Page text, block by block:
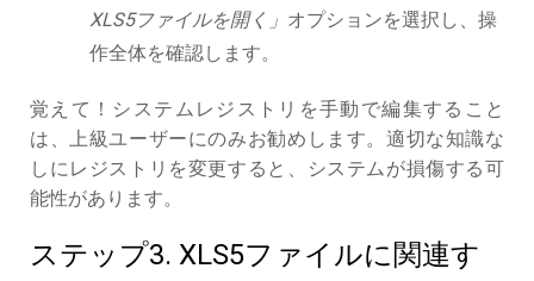
XLS5ファイルを開く」 オプションを選択し、操
作全体を確認します。
覚えて！システムレジストリを手動で編集すること
は、上級ユーザーにのみお勧めします。適切な知識な
しにレジストリを変更すると、システムが損傷する可
能性があります。
ステップ3. XLS5ファイルに関連す